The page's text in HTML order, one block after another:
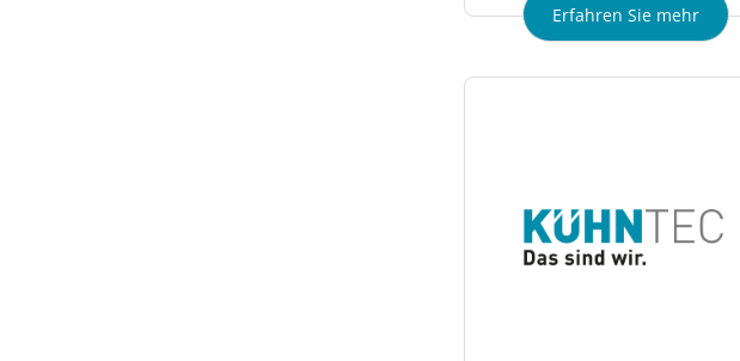
Erfahren Sie mehr